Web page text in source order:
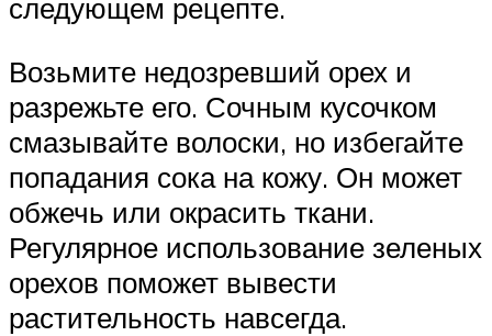
следующем рецепте.
Возьмите недозревший орех и
разрежьте его. Сочным кусочком
смазывайте волоски, но избегайте
попадания сока на кожу. Он может
обжечь или окрасить ткани.
Регулярное использование зеленых
орехов поможет вывести
растительность навсегда.